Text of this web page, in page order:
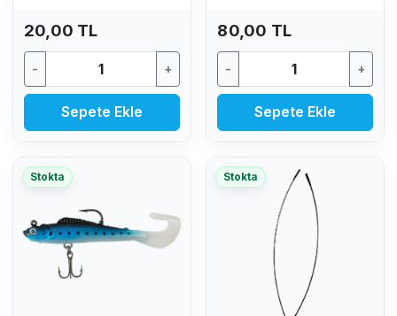
20,00 TL
- +
Sepete Ekle
80,00 TL
- +
Sepete Ekle
Stokta Stokta